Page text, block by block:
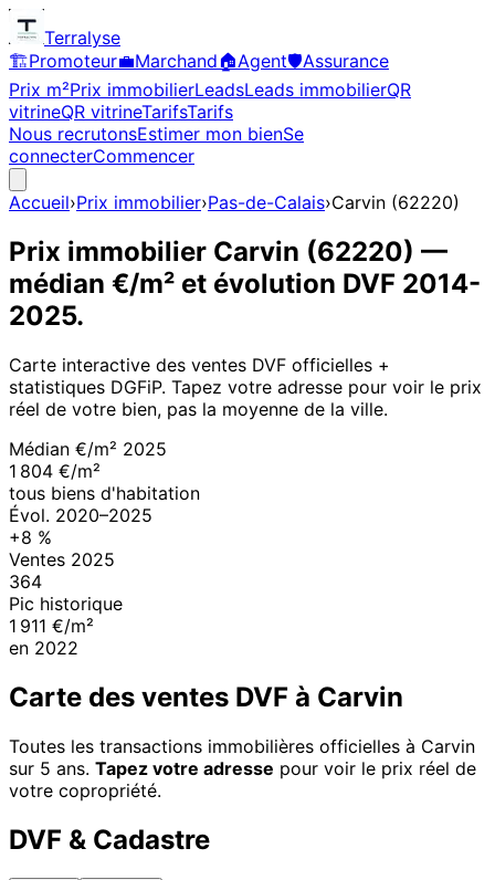
Terralyse
🏗️Promoteur💼Marchand🏠Agent🛡️Assurance
Prix m²Prix immobilierLeadsLeads immobilierQR
vitrineQR vitrineTarifsTarifs
Nous recrutonsEstimer mon bienSe
connecterCommencer
Accueil›Prix immobilier›Pas-de-Calais›Carvin (62220)
Prix immobilier Carvin (62220) —
médian €/m² et évolution DVF 2014-
2025.
Carte interactive des ventes DVF officielles +
statistiques DGFiP. Tapez votre adresse pour voir le prix
réel de votre bien, pas la moyenne de la ville.
Médian €/m² 2025
1 804 €/m²
tous biens d'habitation
Évol. 2020–2025
+8 %
Ventes 2025
364
Pic historique
1 911 €/m²
en 2022
Carte des ventes DVF à Carvin
Toutes les transactions immobilières officielles à Carvin
sur 5 ans. Tapez votre adresse pour voir le prix réel de
votre copropriété.
DVF & Cadastre